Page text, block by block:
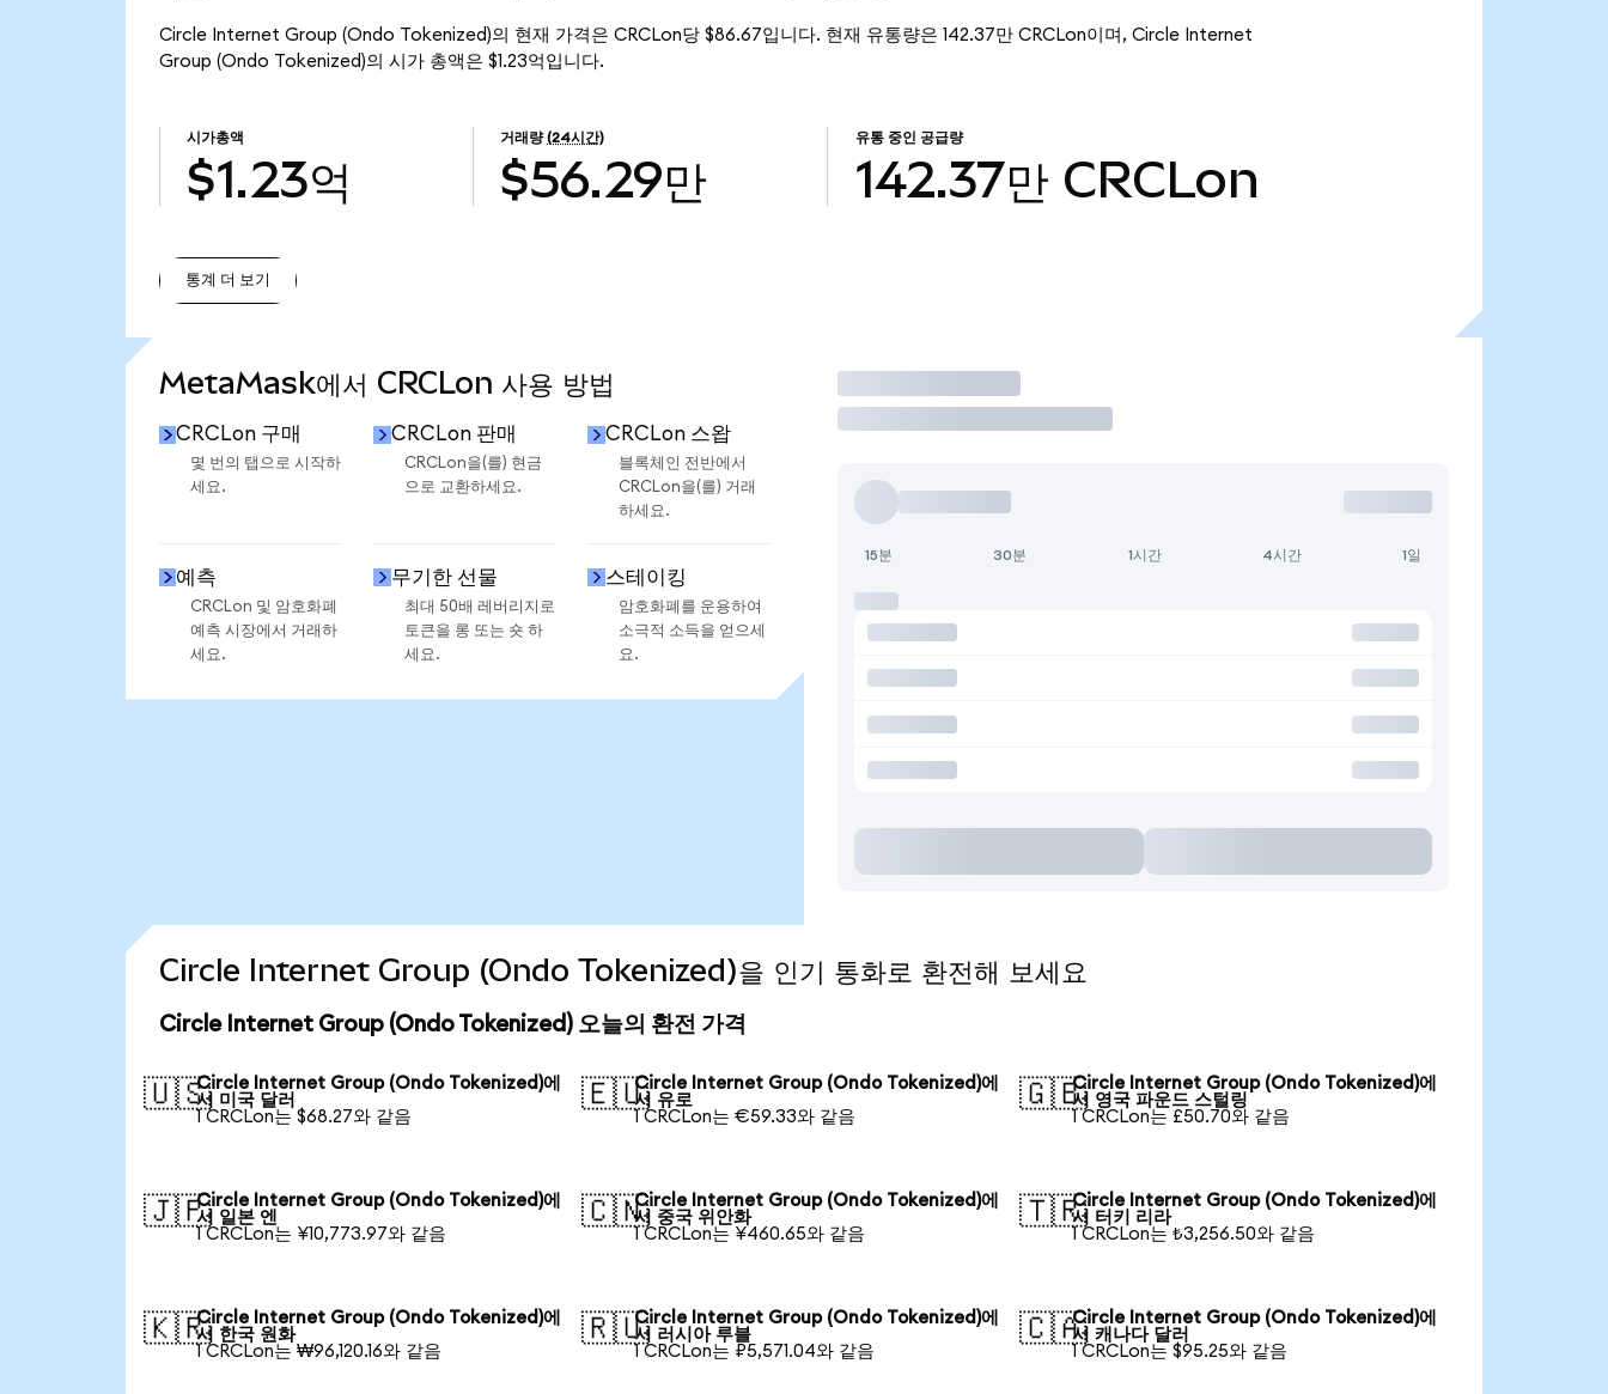
Circle Internet Group (Ondo Tokenized)의 현재 가격은 CRCLon당 $86.67입니다. 현재 유통량은 142.37만 CRCLon이며, Circle Internet
Group (Ondo Tokenized)의 시가 총액은 $1.23억입니다.
시가총액
$1.23억
거래량 (24시간)
$56.29만
유통 중인 공급량
142.37만 CRCLon
통계 더 보기
MetaMask에서 CRCLon 사용 방법
CRCLon 구매
몇 번의 탭으로 시작하
세요.
CRCLon 판매
CRCLon을(를) 현금
으로 교환하세요.
CRCLon 스왑
블록체인 전반에서
CRCLon을(를) 거래
하세요.
예측
CRCLon 및 암호화폐
예측 시장에서 거래하
세요.
무기한 선물
최대 50배 레버리지로
토큰을 롱 또는 숏 하
세요.
스테이킹
암호화폐를 운용하여
소극적 소득을 얻으세
요.
거래
15분 30분 1시간 4시간 1일
Circle Internet Group (Ondo Tokenized)을 인기 통화로 환전해 보세요
Circle Internet Group (Ondo Tokenized) 오늘의 환전 가격
🇺🇸Circle Internet Group (Ondo Tokenized)에
서 미국 달러
1 CRCLon는 $68.27와 같음
🇪🇺Circle Internet Group (Ondo Tokenized)에
서 유로
1 CRCLon는 €59.33와 같음
🇬🇧Circle Internet Group (Ondo Tokenized)에
서 영국 파운드 스털링
1 CRCLon는 £50.70와 같음
🇯🇵Circle Internet Group (Ondo Tokenized)에
서 일본 엔
1 CRCLon는 ¥10,773.97와 같음
🇨🇳Circle Internet Group (Ondo Tokenized)에
서 중국 위안화
1 CRCLon는 ¥460.65와 같음
🇹🇷Circle Internet Group (Ondo Tokenized)에
서 터키 리라
1 CRCLon는 ₺3,256.50와 같음
🇰🇷Circle Internet Group (Ondo Tokenized)에
서 한국 원화
1 CRCLon는 ₩96,120.16와 같음
🇷🇺Circle Internet Group (Ondo Tokenized)에
서 러시아 루블
1 CRCLon는 ₽5,571.04와 같음
🇨🇦Circle Internet Group (Ondo Tokenized)에
서 캐나다 달러
1 CRCLon는 $95.25와 같음